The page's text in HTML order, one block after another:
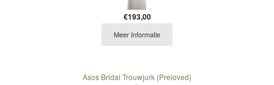
€193,00
Meer Informatie
Asos Bridal Trouwjurk (Preloved)